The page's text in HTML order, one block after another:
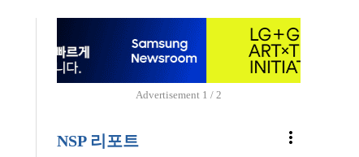
Advertisement 1 / 2
NSP 리포트 more_vert